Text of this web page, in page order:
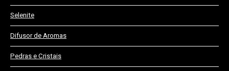
Selenite
Difusor de Aromas
Pedras e Cristais